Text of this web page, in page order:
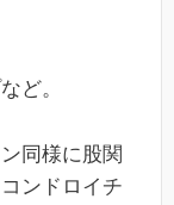
ど。
同様に股関
ンドロイチ